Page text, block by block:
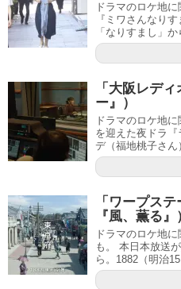
ドラマのロケ地
『ミワさんなり
「なりすまし」
「大阪レデ
ー』）
ドラマのロケ地
を迎えた夜ドラ
デ（福地桃子さ
「ワープス
『風、薫る』
ドラマのロケ地
も。 本日本放送
ら。1882（明治